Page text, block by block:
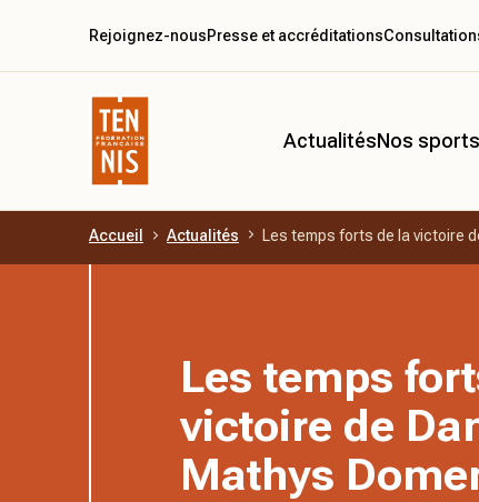
Aller au contenu principal
ActualitésNos sports
Rejoignez-nousPresse et accréditations
Accueil Actualités Les temps forts de la victoire
Les temps
victoire de
Mathys